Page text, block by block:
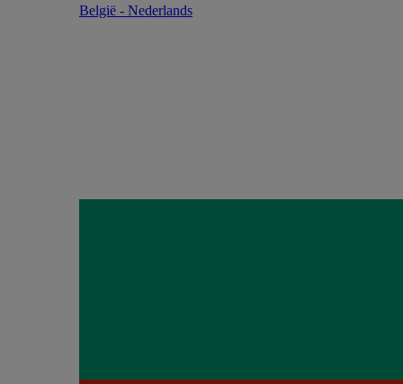
België - Nederlands